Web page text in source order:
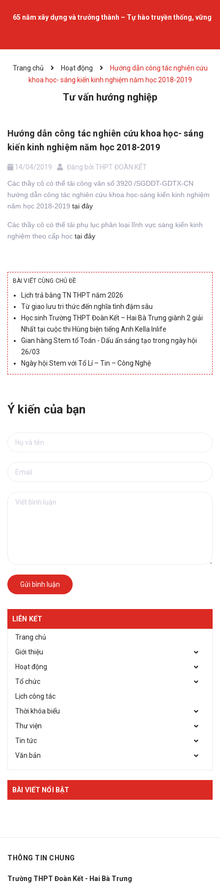
65 năm xây dựng và trưởng thành – Tự hào truyền thống, vững
Trang chủ Hoạt động
Hướng dẫn công tác nghiên cứu
khoa học- sáng kiến kinh nghiệm năm học 2018-2019
Tư vấn hướng nghiệp
Hướng dẫn công tác nghiên cứu khoa học- sáng
kiến kinh nghiệm năm học 2018-2019
14/04/2019 Đăng bởi THPT ĐOÀN KẾT
Các thầy cô có thể tải công văn số 3920 /SGDDT-GDTX-CN
hướng dẫn công tác nghiên cứu khoa học-sáng kiến kinh nghiệm
năm học 2018-2019 tại đây
Các thầy cô có thể tải phụ lục phân loại lĩnh vực sáng kiến kinh
nghiệm theo cấp học tại đây
BÀI VIẾT CÙNG CHỦ ĐỀ
Lịch trả bằng TN THPT năm 2026
Từ giao lưu tri thức đến nghĩa tình đậm sâu
Học sinh Trường THPT Đoàn Kết – Hai Bà Trưng giành 2 giải
Nhất tại cuộc thi Hùng biện tiếng Anh Kella Inlife
Gian hàng Stem tổ Toán - Dấu ấn sáng tạo trong ngày hội
26/03
Ngày hội Stem với Tổ Lí – Tin – Công Nghệ
Ý kiến của bạn
Gửi bình luận
LIÊN KẾT
Trang chủ
Giới thiệu
Hoạt động
Tổ chức
Lịch công tác
Thời khóa biểu
Thư viện
Tin tức
Văn bản
BÀI VIẾT NỔI BẬT
THÔNG TIN CHUNG
Trường THPT Đoàn Kết - Hai Bà Trưng